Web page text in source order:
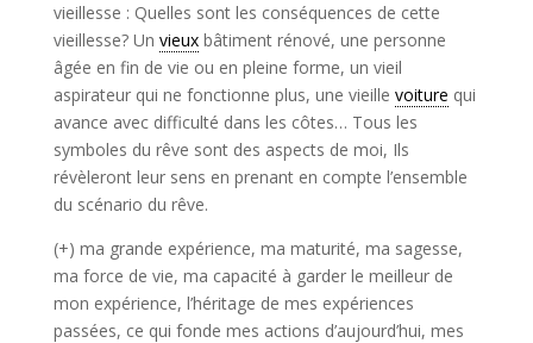
vieillesse : Quelles sont les conséquences de cette
vieillesse? Un vieuxbâtiment rénové, une personne
âgée en fin de vie ou en pleine forme, un vieil
aspirateur qui ne fonctionne plus, une vieille voiture qui
avance avec difficulté dans les côtes… Tous les
symboles du rêve sont des aspects de moi, Ils
révèleront leur sens en prenant en compte l’ensemble
du scénario du rêve.
(+) ma grande expérience, ma maturité, ma sagesse,
ma force de vie, ma capacité à garder le meilleur de
mon expérience, l’héritage de mes expériences
passées, ce qui fonde mes actions d’aujourd’hui, mes